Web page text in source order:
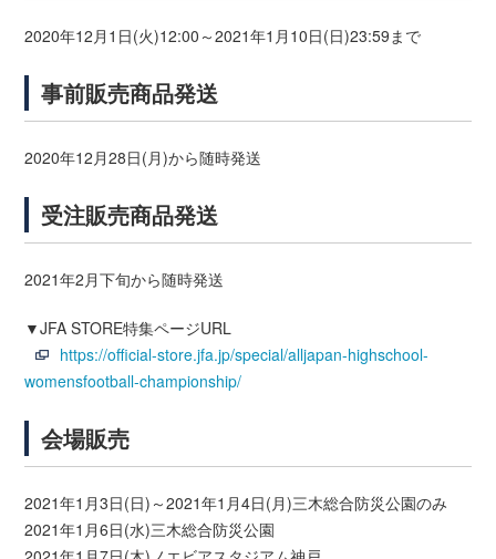
2020年12月1日(火)12:00～2021年1月10日(日)23:59まで
事前販売商品発送
2020年12月28日(月)から随時発送
受注販売商品発送
2021年2月下旬から随時発送
▼JFA STORE特集ページURL
https://official-store.jfa.jp/special/alljapan-highschool-
womensfootball-championship/
会場販売
2021年1月3日(日)～2021年1月4日(月)三木総合防災公園のみ
2021年1月6日(水)三木総合防災公園